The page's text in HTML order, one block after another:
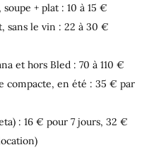
soupe + plat : 10 à 15 €
sans le vin : 22 à 30 €
et hors Bled : 70 à 110 €
compacte, en été : 35 € par
: 16 € pour 7 jours, 32 €